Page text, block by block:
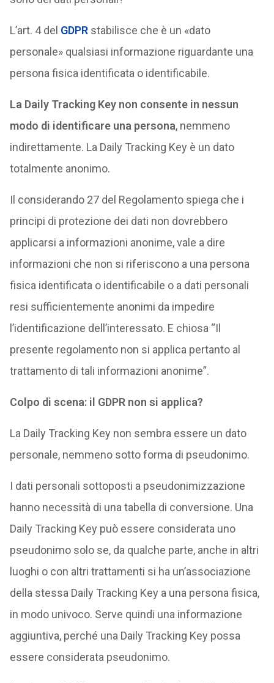
L’art. 4 del GDPRstabilisce che è un «dato
personale» qualsiasi informazione riguardante una
persona fisica identificata o identificabile.
La Daily Tracking Key non consente in nessun
modo di identificare una persona, nemmeno
indirettamente. La Daily Tracking Key è un dato
totalmente anonimo.
Il considerando 27 del Regolamento spiega che i
principi di protezione dei dati non dovrebbero
applicarsi a informazioni anonime, vale a dire
informazioni che non si riferiscono a una persona
fisica identificata o identificabile o a dati personali
resi sufficientemente anonimi da impedire
l’identificazione dell’interessato. E chiosa “Il
presente regolamento non si applica pertanto al
trattamento di tali informazioni anonime”.
Colpo di scena: il GDPR non si applica?
La Daily Tracking Key non sembra essere un dato
personale, nemmeno sotto forma di pseudonimo.
I dati personali sottoposti a pseudonimizzazione
hanno necessità di una tabella di conversione. Una
Daily Tracking Key può essere considerata uno
pseudonimo solo se, da qualche parte, anche in altri
luoghi o con altri trattamenti si ha un’associazione
della stessa Daily Tracking Key a una persona fisica,
in modo univoco. Serve quindi una informazione
aggiuntiva, perché una Daily Tracking Key possa
essere considerata pseudonimo.